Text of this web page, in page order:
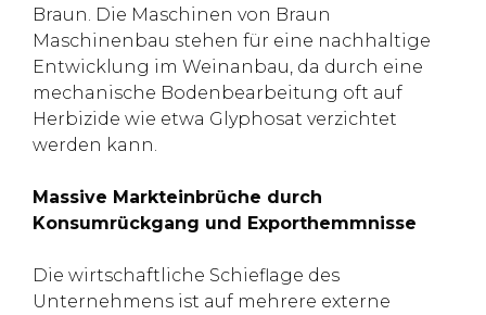
Braun. Die Maschinen von Braun
Maschinenbau stehen für eine nachhaltige
Entwicklung im Weinanbau, da durch eine
mechanische Bodenbearbeitung oft auf
Herbizide wie etwa Glyphosat verzichtet
werden kann.
Massive Markteinbrüche durch
Konsumrückgang und Exporthemmnisse
Die wirtschaftliche Schieflage des
Unternehmens ist auf mehrere externe